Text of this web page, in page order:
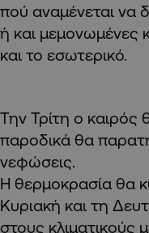
πού αναμένεται να
ή και μεμονωμένες
και το εσωτερικό.
Την Τρίτη ο καιρός
παροδικά θα
νεφώσεις.
Η θερμοκρασία θα
Κυριακή και τη
στους κλιματικούς